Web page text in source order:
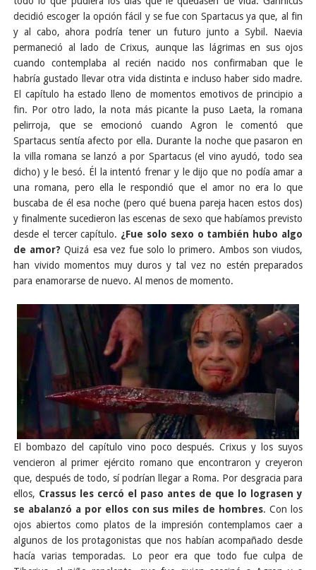
decidió escoger la opción fácil y se fue con Spartacus ya que, al fin
y al cabo, ahora podría tener un futuro junto a Sybil. Naevia
permaneció al lado de Crixus, aunque las lágrimas en sus ojos
cuando contemplaba al recién nacido nos confirmaban que le
habría gustado llevar otra vida distinta e incluso haber sido madre.
El capítulo ha estado lleno de momentos emotivos de principio a
fin. Por otro lado, la nota más picante la puso Laeta, la romana
pelirroja, que se emocionó cuando Agron le comentó que
Spartacus sentía afecto por ella. Durante la noche que pasaron en
la villa romana se lanzó a por Spartacus (el vino ayudó, todo sea
dicho) y le besó. Él la intentó frenar y le dijo que no podía amar a
una romana, pero ella le respondió que el amor no era lo que
buscaba de él esa noche (pero qué buena pareja hacen estos dos)
y finalmente sucedieron las escenas de sexo que habíamos previsto
desde el tercer capítulo. ¿Fue solo sexo o también hubo algo
de amor? Quizá esa vez fue solo lo primero. Ambos son viudos,
han vivido momentos muy duros y tal vez no estén preparados
para enamorarse de nuevo. Al menos de momento.
El bombazo del capítulo vino poco después. Crixus y los suyos
vencieron al primer ejército romano que encontraron y creyeron
que, después de todo, sí podrían llegar a Roma. Por desgracia para
ellos, Crassus les cercó el paso antes de que lo lograsen y
se abalanzó a por ellos con sus miles de hombres. Con los
ojos abiertos como platos de la impresión contemplamos caer a
algunos de los protagonistas que nos habían acompañado desde
hacía varias temporadas. Lo peor era que todo fue culpa de